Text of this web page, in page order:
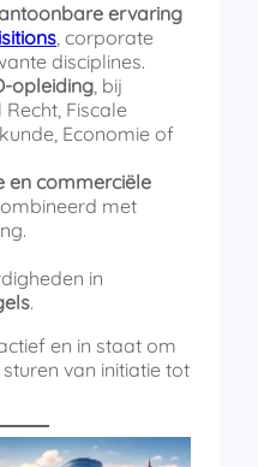
ervaring
, corporate
disciplines.
opleiding, bij
Fiscale
Economie of
en commerciële
met
in
.
en in staat om
van initiatie tot